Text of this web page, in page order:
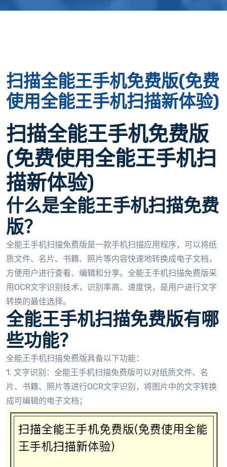
扫描全能王手机免费版(免费
使用全能王手机扫描新体验)
扫描全能王手机免费版
(免费使用全能王手机扫
描新体验)
什么是全能王手机扫描免费
版？
全能王手机扫描免费版是一款手机扫描应用程序，可以将纸
质文件、名片、书籍、照片等内容快速地转换成电子文档，
方便用户进行查看、编辑和分享。全能王手机扫描免费版采
用OCR文字识别技术，识别率高、速度快，是用户进行文字
转换的最佳选择。
全能王手机扫描免费版有哪
些功能？
全能王手机扫描免费版具备以下功能：
1. 文字识别：全能王手机扫描免费版可以对纸质文件、名
片、书籍、照片等进行OCR文字识别，将图片中的文字转换
成可编辑的电子文档；